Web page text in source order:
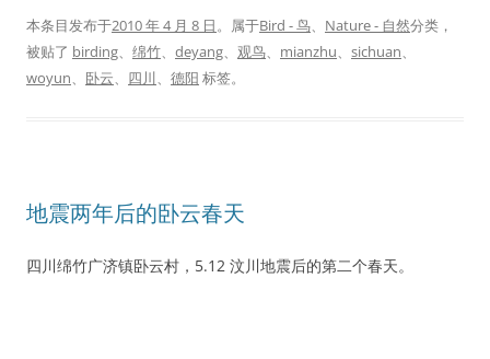
本条目发布于2010 年 4 月 8 日。属于Bird - 鸟、 Nature - 自然分类，
被贴了 birding、 绵竹、 deyang、 观鸟、 mianzhu、 sichuan、
woyun、 卧云、 四川、 德阳 标签。
地震两年后的卧云春天
四川绵竹广济镇卧云村，5.12 汶川地震后的第二个春天。